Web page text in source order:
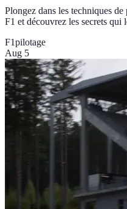
Plongez dans les techniques
F1 et découvrez les secrets qui
F1pilotage
Aug 5